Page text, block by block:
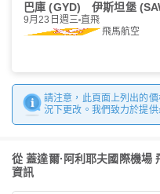
巴庫 (GYD) 伊斯坦堡
9月23日週三 直飛
飛馬航空
請注意，此頁面上列出的
況下更改。我們致力於提
從 蓋達爾·阿利耶夫國際機場
資訊